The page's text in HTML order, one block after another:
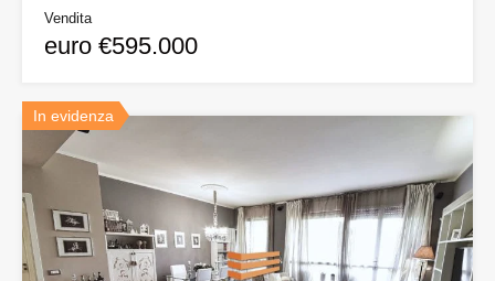
Vendita
euro €595.000
In evidenza